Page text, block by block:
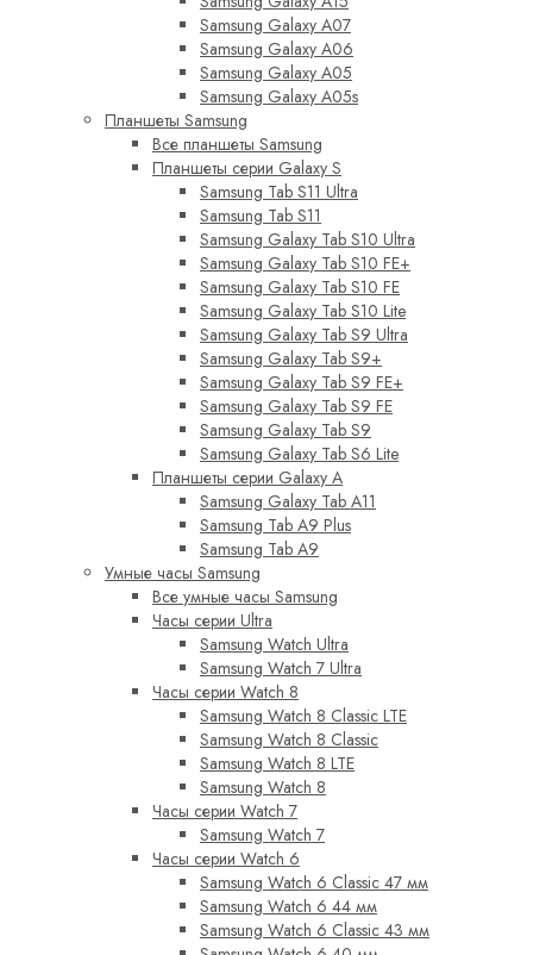
Samsung Galaxy A07
Samsung Galaxy A06
Samsung Galaxy A05
Samsung Galaxy A05s
Планшеты Samsung
Все планшеты Samsung
Планшеты серии Galaxy S
Samsung Tab S11 Ultra
Samsung Tab S11
Samsung Galaxy Tab S10 Ultra
Samsung Galaxy Tab S10 FE+
Samsung Galaxy Tab S10 FE
Samsung Galaxy Tab S10 Lite
Samsung Galaxy Tab S9 Ultra
Samsung Galaxy Tab S9+
Samsung Galaxy Tab S9 FE+
Samsung Galaxy Tab S9 FE
Samsung Galaxy Tab S9
Samsung Galaxy Tab S6 Lite
Планшеты серии Galaxy A
Samsung Galaxy Tab A11
Samsung Tab A9 Plus
Samsung Tab A9
Умные часы Samsung
Все умные часы Samsung
Часы серии Ultra
Samsung Watch Ultra
Samsung Watch 7 Ultra
Часы серии Watch 8
Samsung Watch 8 Classic LTE
Samsung Watch 8 Classic
Samsung Watch 8 LTE
Samsung Watch 8
Часы серии Watch 7
Samsung Watch 7
Часы серии Watch 6
Samsung Watch 6 Classic 47 мм
Samsung Watch 6 44 мм
Samsung Watch 6 Classic 43 мм